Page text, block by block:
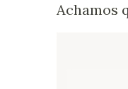
Achamos